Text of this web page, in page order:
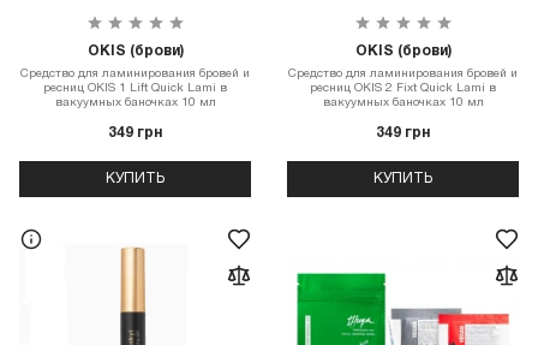
OKIS (брови)
Средство для ламинирования бровей и
ресниц OKIS 1 Lift Quick Lami в
вакуумных баночках 10 мл
349 грн
КУПИТЬ
OKIS (брови)
Средство для ламинирования бровей и
ресниц OKIS 2 Fixt Quick Lami в
вакуумных баночках 10 мл
349 грн
КУПИТЬ